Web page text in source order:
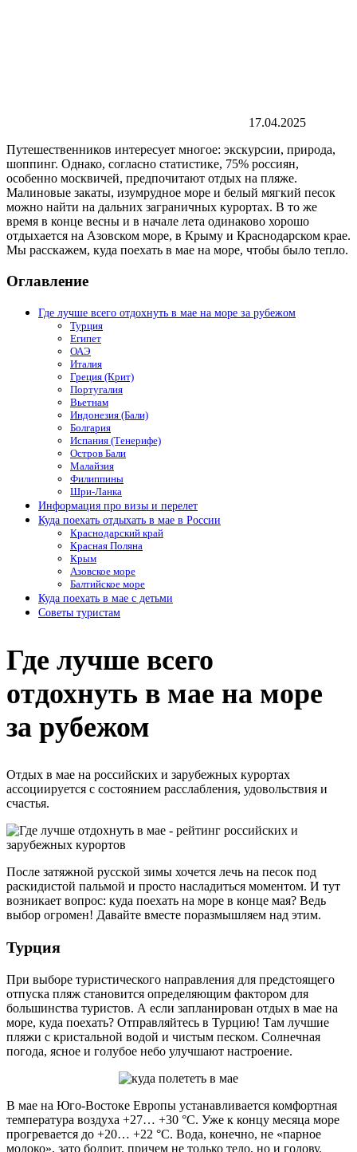
17.04.2025
Путешественников интересует многое: экскурсии, природа,
шоппинг. Однако, согласно статистике, 75% россиян,
особенно москвичей, предпочитают отдых на пляже.
Малиновые закаты, изумрудное море и белый мягкий песок
можно найти на дальних заграничных курортах. В то же
время в конце весны и в начале лета одинаково хорошо
отдыхается на Азовском море, в Крыму и Краснодарском крае.
Мы расскажем, куда поехать в мае на море, чтобы было тепло.
Оглавление
Где лучше всего отдохнуть в мае на море за рубежом
Турция
Египет
ОАЭ
Италия
Греция (Крит)
Португалия
Вьетнам
Индонезия (Бали)
Болгария
Испания (Тенерифе)
Остров Бали
Малайзия
Филиппины
Шри-Ланка
Информация про визы и перелет
Куда поехать отдыхать в мае в России
Краснодарский край
Красная Поляна
Крым
Азовское море
Балтийское море
Куда поехать в мае с детьми
Советы туристам
Где лучше всего
отдохнуть в мае на море
за рубежом
Отдых в мае на российских и зарубежных курортах
ассоциируется с состоянием расслабления, удовольствия и
счастья.
После затяжной русской зимы хочется лечь на песок под
раскидистой пальмой и просто насладиться моментом. И тут
возникает вопрос: куда поехать на море в конце мая? Ведь
выбор огромен! Давайте вместе поразмышляем над этим.
Турция
При выборе туристического направления для предстоящего
отпуска пляж становится определяющим фактором для
большинства туристов. А если запланирован отдых в мае на
море, куда поехать? Отправляйтесь в Турцию! Там лучшие
пляжи с кристальной водой и чистым песком. Солнечная
погода, ясное и голубое небо улучшают настроение.
В мае на Юго-Востоке Европы устанавливается комфортная
температура воздуха +27… +30 °С. Уже к концу месяца море
прогревается до +20… +22 °С. Вода, конечно, не «парное
молоко», зато бодрит, причем не только тело, но и голову.